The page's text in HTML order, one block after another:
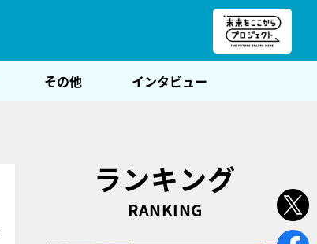
その他 インタビュー
ランキング
RANKING